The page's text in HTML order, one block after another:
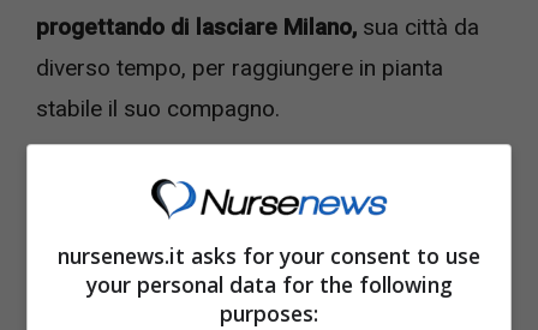
progettando di lasciare Milano, sua città da
diverso tempo, per raggiungere in pianta
stabile il suo compagno.
nursenews.it asks for your consent to use
your personal data for the following
purposes: